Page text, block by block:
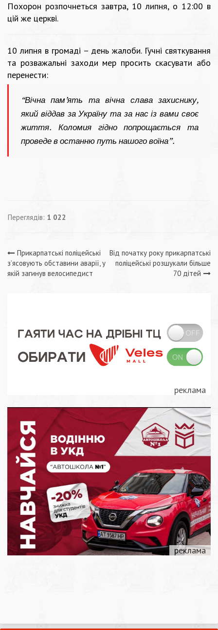
Похорон розпочнеться завтра, 10 липня, о 12:00 в
цій же церкві.
10 липня в громаді – день жалоби. Гучні святкування
та розважальні заходи мер просить скасувати або
перенести:
“Вічна пам’ять та вічна слава захиснику,
який віддав за Україну та за нас із вами своє
життя. Коломия гідно попрощається та
проведе в останню путь нашого воїна”.
Переглядів: 1 022
Навігація
записів
Прикарпатські поліцейські
з’ясовують обставини аварії, у
якій загинув велосипедист
Від початку року прикарпатські
поліцейські розшукали більше
70 дітей